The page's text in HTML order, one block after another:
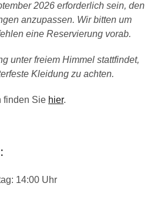
2026 erforderlich sein, den
anzupassen. Wir bitten um
eine Reservierung vorab.
unter freiem Himmel stattfindet,
Kleidung zu achten.
finden Sie hier.
14:00 Uhr